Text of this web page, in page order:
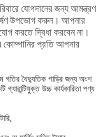
যোগদানের জন্য আমন্ত্রণ
উপভোগ করুন। আপনার
করতে দ্বিধা করবেন না।
কোম্পানির প্রতি আপনার
গতির বৈদ্যুতিক গাড়ির জন্য অংশ
উচ্চ কার্যকারিতা পণ্য